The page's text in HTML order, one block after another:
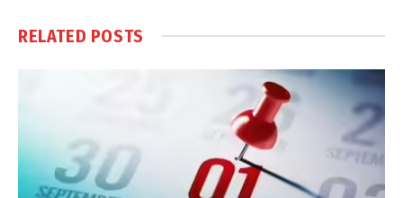
RELATED POSTS